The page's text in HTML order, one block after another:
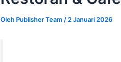
Oleh Publisher Team / 2 Januari 2026